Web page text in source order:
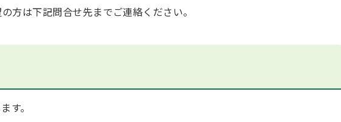
方は下記問合せ先までご連絡ください。
す。